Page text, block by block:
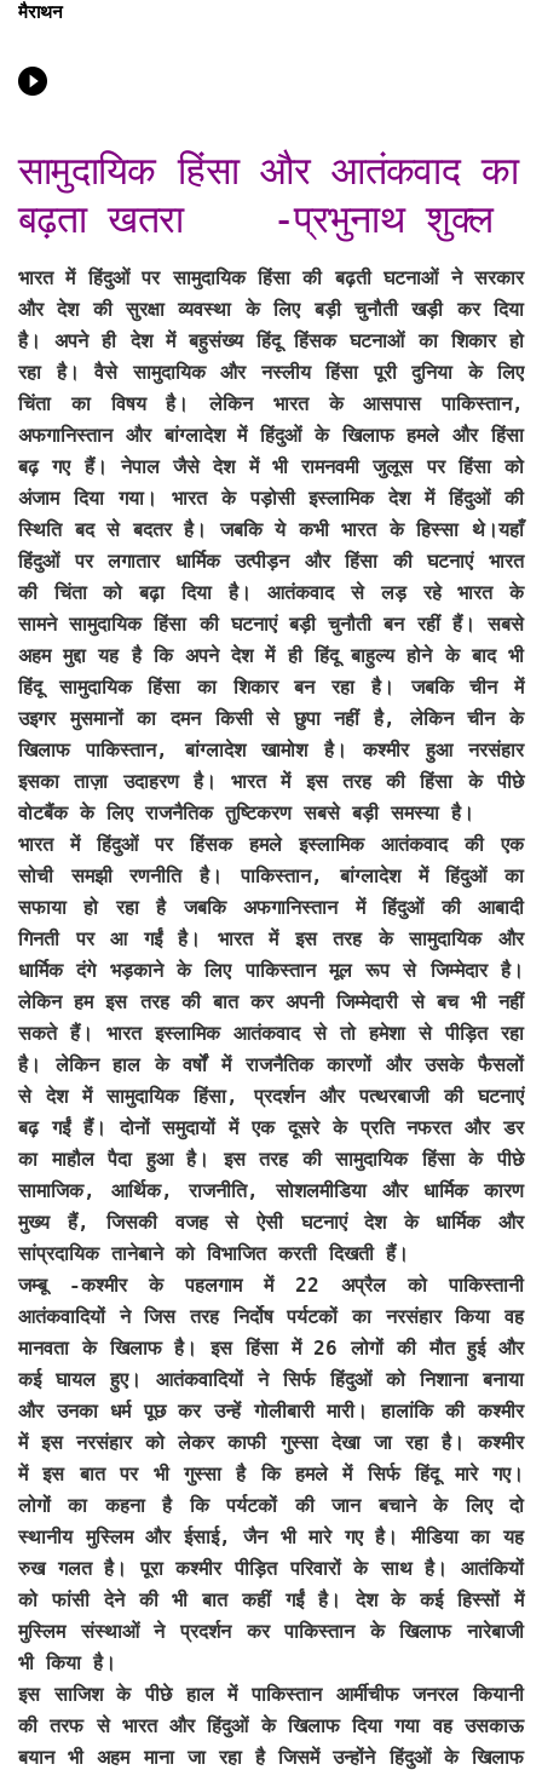
मैराथन
सामुदायिक हिंसा और आतंकवाद का
बढ़ता खतरा -प्रभुनाथ शुक्ल
भारत में हिंदुओं पर सामुदायिक हिंसा की बढ़ती घटनाओं ने सरकार
और देश की सुरक्षा व्यवस्था के लिए बड़ी चुनौती खड़ी कर दिया
है। अपने ही देश में बहुसंख्य हिंदू हिंसक घटनाओं का शिकार हो
रहा है। वैसे सामुदायिक और नस्लीय हिंसा पूरी दुनिया के लिए
चिंता का विषय है। लेकिन भारत के आसपास पाकिस्तान,
अफगानिस्तान और बांग्लादेश में हिंदुओं के खिलाफ हमले और हिंसा
बढ़ गए हैं। नेपाल जैसे देश में भी रामनवमी जुलूस पर हिंसा को
अंजाम दिया गया। भारत के पड़ोसी इस्लामिक देश में हिंदुओं की
स्थिति बद से बदतर है। जबकि ये कभी भारत के हिस्सा थे।यहाँ
हिंदुओं पर लगातार धार्मिक उत्पीड़न और हिंसा की घटनाएं भारत
की चिंता को बढ़ा दिया है। आतंकवाद से लड़ रहे भारत के
सामने सामुदायिक हिंसा की घटनाएं बड़ी चुनौती बन रहीं हैं। सबसे
अहम मुद्दा यह है कि अपने देश में ही हिंदू बाहुल्य होने के बाद भी
हिंदू सामुदायिक हिंसा का शिकार बन रहा है। जबकि चीन में
उइगर मुसमानों का दमन किसी से छुपा नहीं है, लेकिन चीन के
खिलाफ पाकिस्तान, बांग्लादेश खामोश है। कश्मीर हुआ नरसंहार
इसका ताज़ा उदाहरण है। भारत में इस तरह की हिंसा के पीछे
वोटबैंक के लिए राजनैतिक तुष्टिकरण सबसे बड़ी समस्या है।
भारत में हिंदुओं पर हिंसक हमले इस्लामिक आतंकवाद की एक
सोची समझी रणनीति है। पाकिस्तान, बांग्लादेश में हिंदुओं का
सफाया हो रहा है जबकि अफगानिस्तान में हिंदुओं की आबादी
गिनती पर आ गईं है। भारत में इस तरह के सामुदायिक और
धार्मिक दंगे भड़काने के लिए पाकिस्तान मूल रूप से जिम्मेदार है।
लेकिन हम इस तरह की बात कर अपनी जिम्मेदारी से बच भी नहीं
सकते हैं। भारत इस्लामिक आतंकवाद से तो हमेशा से पीड़ित रहा
है। लेकिन हाल के वर्षों में राजनैतिक कारणों और उसके फैसलों
से देश में सामुदायिक हिंसा, प्रदर्शन और पत्थरबाजी की घटनाएं
बढ़ गईं हैं। दोनों समुदायों में एक दूसरे के प्रति नफरत और डर
का माहौल पैदा हुआ है। इस तरह की सामुदायिक हिंसा के पीछे
सामाजिक, आर्थिक, राजनीति, सोशलमीडिया और धार्मिक कारण
मुख्य हैं, जिसकी वजह से ऐसी घटनाएं देश के धार्मिक और
सांप्रदायिक तानेबाने को विभाजित करती दिखती हैं।
जम्बू -कश्मीर के पहलगाम में 22 अप्रैल को पाकिस्तानी
आतंकवादियों ने जिस तरह निर्दोष पर्यटकों का नरसंहार किया वह
मानवता के खिलाफ है। इस हिंसा में 26 लोगों की मौत हुई और
कई घायल हुए। आतंकवादियों ने सिर्फ हिंदुओं को निशाना बनाया
और उनका धर्म पूछ कर उन्हें गोलीबारी मारी। हालांकि की कश्मीर
में इस नरसंहार को लेकर काफी गुस्सा देखा जा रहा है। कश्मीर
में इस बात पर भी गुस्सा है कि हमले में सिर्फ हिंदू मारे गए।
लोगों का कहना है कि पर्यटकों की जान बचाने के लिए दो
स्थानीय मुस्लिम और ईसाई, जैन भी मारे गए है। मीडिया का यह
रुख गलत है। पूरा कश्मीर पीड़ित परिवारों के साथ है। आतंकियों
को फांसी देने की भी बात कहीं गईं है। देश के कई हिस्सों में
मुस्लिम संस्थाओं ने प्रदर्शन कर पाकिस्तान के खिलाफ नारेबाजी
भी किया है।
इस साजिश के पीछे हाल में पाकिस्तान आर्मीचीफ जनरल कियानी
की तरफ से भारत और हिंदुओं के खिलाफ दिया गया वह उसकाऊ
बयान भी अहम माना जा रहा है जिसमें उन्होंने हिंदुओं के खिलाफ